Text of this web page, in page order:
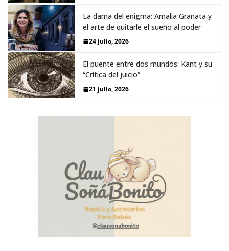
La dama del enigma: Amalia Granata y
el arte de quitarle el sueño al poder
24 julio, 2026
El puente entre dos mundos: Kant y su
“Crítica del juicio”
21 julio, 2026